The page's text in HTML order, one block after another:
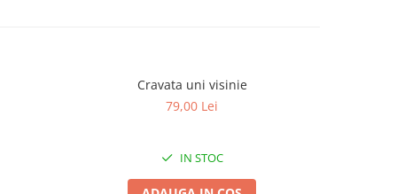
Cravata uni visinie
79,00 Lei
IN STOC